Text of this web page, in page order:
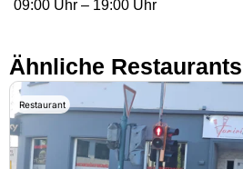
09:00 Uhr – 19:00 Uhr
Ähnliche
Restaurant